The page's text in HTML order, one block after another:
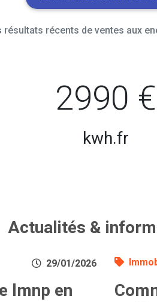
résultats récents de ventes aux
2990 €
kwh.fr
Actualités &
29/01/2026
lmnp en